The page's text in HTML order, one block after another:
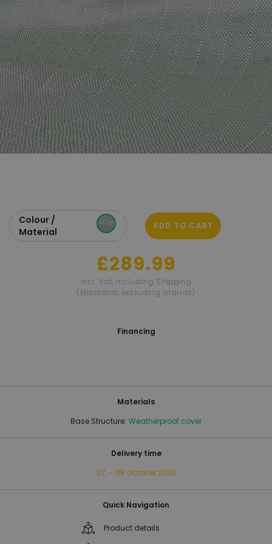
Colour /
Material
ADD TO CART
£289.99
Incl. Vat, Including Shipping
(Mainland, excluding islands)
Materials
Base Structure: Weatherproof cover
Delivery time
07. - 08 October 2026
Quick Navigation
Product details
Financing